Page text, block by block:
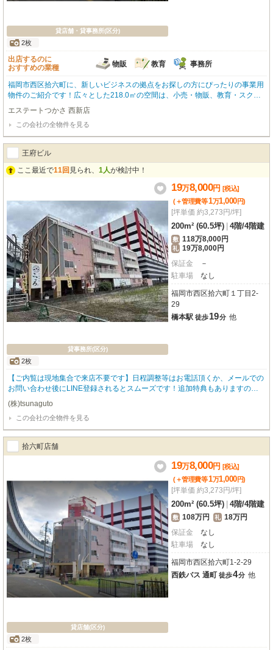
貸店舗・貸事務所(区分)
2枚
出店するのに
おすすめの業種
物販 教育 事務所
福岡市西区拾六町に、新しいビジネスの拠点をお探しの方にぴったりの事業用
物件のご紹介です！広々とした218.0㎡の空間は、小売・物販、教育・スクー
ル、事務所など、多様な業種に対応可能です。未使用物件のため、まるで新築
のような綺麗な状態で新しいスタートにふさわしい空間です。2面以上のバル
コニーが開放感を演出し、明るく快適な環境で事業に集中していただけます。
周辺環境も充実しており、業務スーパーまで徒歩1分、セブンイレブンまで徒
歩5分、病院も徒歩4分と、従業員の方にも嬉しい便利な立地です。ぜひ、新し
いビジネスの拠点としてご検討ください。お問い合わせをお待ちしておりま
す。
エステートつかさ 西新店
この会社の全物件を見る
王府ビル
ここ最近で11回 見られ、 1人が検討中！
貸事務所(区分)
2枚
19万8,000円 [税込]
(＋管理費等1万1,000円)
[坪単価 約3,273円/坪]
200m² (60.5坪) 4階/4階建
敷 118万8,000円
礼 19万8,000円
保証金
－
駐車場
なし
福岡市西区拾六町１丁目2-
29
橋本駅 徒歩19分 他
【ご内覧は現地集合で来店不要です】日程調整等はお電話頂くか、メールでの
お問い合わせ後にLINE登録されるとスムーズです！追加特典もありますので
詳細はお気軽にお問い合わせ下さい♪
(株)tsunaguto
この会社の全物件を見る
拾六町店舗
貸店舗(区分)
2枚
19万8,000円 [税込]
(＋管理費等1万1,000円)
[坪単価 約3,273円/坪]
200m² (60.5坪) 4階/4階建
敷 108万円 礼 18万円
保証金
なし
駐車場
なし
福岡市西区拾六町1-2-29
西鉄バス 通町 徒歩4分 他